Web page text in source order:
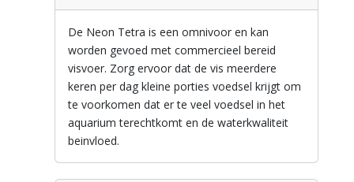
De Neon Tetra is een omnivoor en kan
worden gevoed met commercieel bereid
visvoer. Zorg ervoor dat de vis meerdere
keren per dag kleine porties voedsel krijgt om
te voorkomen dat er te veel voedsel in het
aquarium terechtkomt en de waterkwaliteit
beinvloed.